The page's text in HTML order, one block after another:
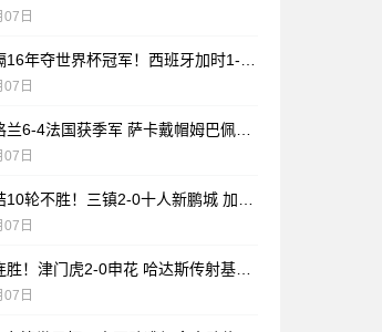
07日
07日
07日
07日
07日